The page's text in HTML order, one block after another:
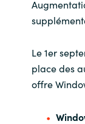
Le 1er
place des
offre